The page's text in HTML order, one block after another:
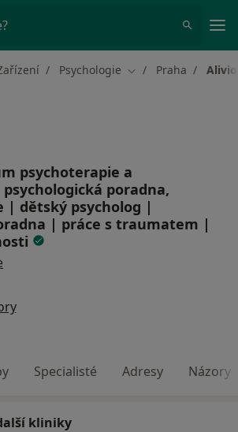
Psychologie Změna města
Praha
psychoterapie a
poradna,
| dětský psycholog |
| práce s traumatem |
Specialisté Adresy Názory
kliniky